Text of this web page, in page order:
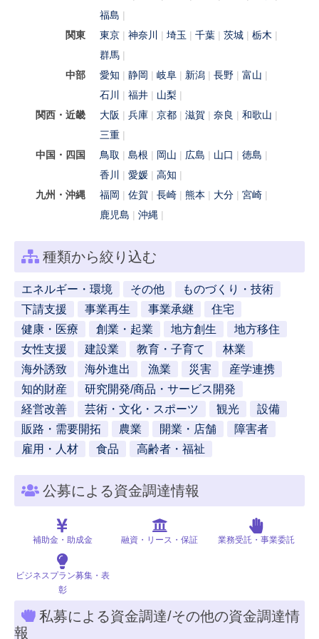
福島
関東
東京 神奈川 埼玉 千葉 茨城
栃木
群馬
中部
愛知 静岡 岐阜 新潟 長野
富山
石川
福井
山梨
関西・近畿
大阪 兵庫 京都 滋賀 奈良
和歌山
三重
中国・四国
鳥取 島根 岡山 広島 山口
徳島
香川
愛媛
高知
九州・沖縄
福岡 佐賀 長崎 熊本 大分
宮崎
鹿児島
沖縄
種類から絞り込む
エネルギー・環境 その他
ものづくり・技術
下請支援
事業再生 事業承継
住宅
健康・医療
創業・起業 地方創生
地方移住
女性支援
建設業 教育・子育て
林業
海外誘致
海外進出 漁業 災害
産学連携
知的財産
研究開発/商品・サービス開発
経営改善
芸術・文化・スポーツ 観光
設備
販路・需要開拓
農業 開業・店舗
障害者
雇用・人材
食品 高齢者・福祉
公募による資金調達情報
補助金・助成金 融資・リース・保証 業務受託・事業委託
ビジネスプラン募集・表
彰
私募による資金調達/その他の資金調達情
報